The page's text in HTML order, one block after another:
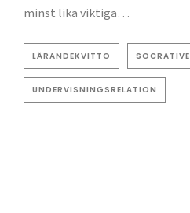
minst lika viktiga…
LÄRANDEKVITTO SOCRATIVE
UNDERVISNINGSRELATION